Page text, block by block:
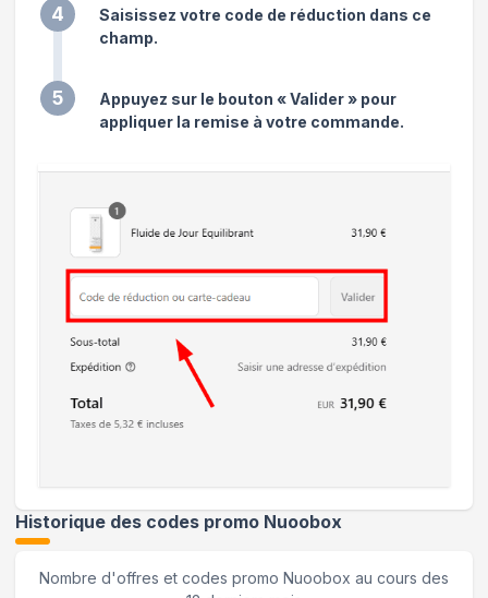
4
Saisissez votre code de réduction dans ce
champ.
5
Appuyez sur le bouton « Valider » pour
appliquer la remise à votre commande.
Historique des codes promo Nuoobox
Nombre d'offres et codes promo Nuoobox au cours des